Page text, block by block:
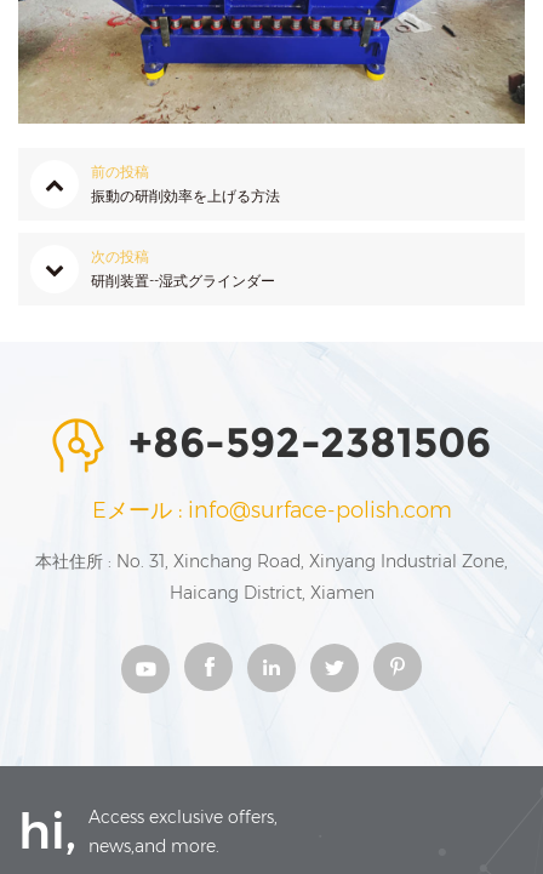
前の投稿
振動の研削効率を上げる方法
次の投稿
研削装置--湿式グラインダー
+86-592-2381506
Eメール : info@surface-polish.com
本社住所 : No. 31, Xinchang Road, Xinyang Industrial Zone,
Haicang District, Xiamen
hi,
Access exclusive offers,
news,and more.